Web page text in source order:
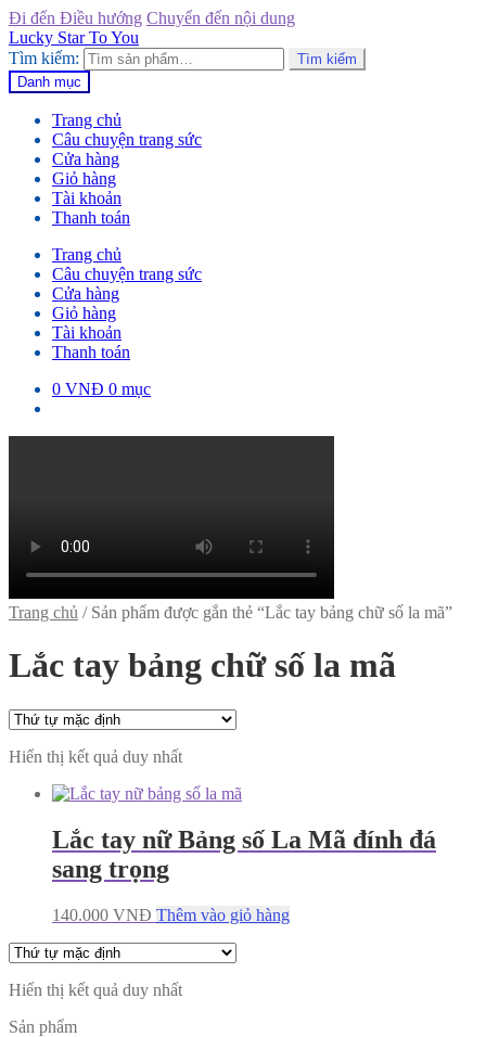
Đi đến Điều hướng Chuyển đến nội dung
Lucky Star To You
Tìm kiếm:
Tìm kiếm
Danh mục
Trang chủ
Câu chuyện trang sức
Cửa hàng
Giỏ hàng
Tài khoản
Thanh toán
Trang chủ
Câu chuyện trang sức
Cửa hàng
Giỏ hàng
Tài khoản
Thanh toán
0 VNĐ 0 mục
Trang chủ / Sản phẩm được gắn thẻ “Lắc tay bảng chữ số la mã”
Lắc tay bảng chữ số la mã
Hiển thị kết quả duy nhất
Lắc tay nữ Bảng số La Mã đính đá
sang trọng
140.000 VNĐ Thêm vào giỏ hàng
Hiển thị kết quả duy nhất
Sản phẩm